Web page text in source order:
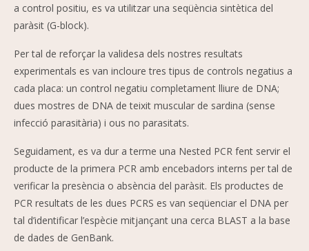
a control positiu, es va utilitzar una seqüència sintètica del
paràsit (G-block).
Per tal de reforçar la validesa dels nostres resultats
experimentals es van incloure tres tipus de controls negatius a
cada placa: un control negatiu completament lliure de DNA;
dues mostres de DNA de teixit muscular de sardina (sense
infecció parasitària) i ous no parasitats.
Seguidament, es va dur a terme una Nested PCR fent servir el
producte de la primera PCR amb encebadors interns per tal de
verificar la presència o absència del paràsit. Els productes de
PCR resultats de les dues PCRS es van seqüenciar el DNA per
tal d’identificar l’espècie mitjançant una cerca BLAST a la base
de dades de GenBank.